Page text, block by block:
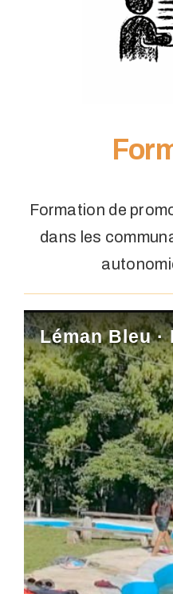
Formation de
dans les